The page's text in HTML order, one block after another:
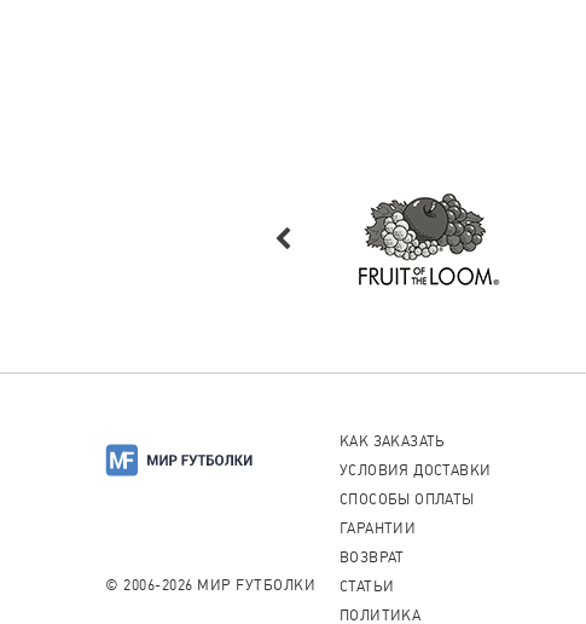
© 2006-2026 МИР FУТБОЛКИ
КАК ЗАКАЗАТЬ
УСЛОВИЯ ДОСТАВКИ
СПОСОБЫ ОПЛАТЫ
ГАРАНТИИ
ВОЗВРАТ
СТАТЬИ
ПОЛИТИКА